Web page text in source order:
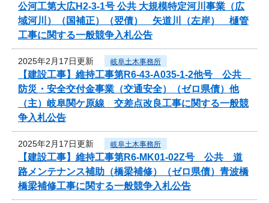
公河工第大広H2-3-1号 公共 大規模特定河川事業（広
域河川）（国補正）（翌債） 矢道川（左岸） 樋管
工事に関する一般競争入札公告
2025年2月17日更新 岐阜土木事務所
【建設工事】維持工事第R6-43-A035-1-2他号 公共
防災・安全交付金事業（交通安全）（ゼロ県債）他
（主）岐阜関ケ原線 交差点改良工事に関する一般競
争入札公告
2025年2月17日更新 岐阜土木事務所
【建設工事】維持工事第R6-MK01-02Z号 公共 道
路メンテナンス補助（橋梁補修）（ゼロ県債）青波橋
橋梁補修工事に関する一般競争入札公告